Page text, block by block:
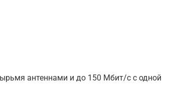
антеннами и до 150 Мбит/с с одной